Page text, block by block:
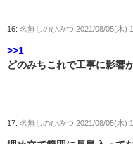
16: 名無しのひみつ 2021/08/05(木)
>>1
どのみちこれで工事に影響
17: 名無しのひみつ 2021/08/05(木)